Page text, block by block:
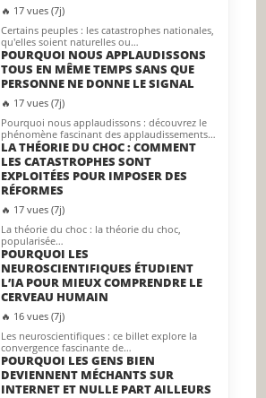
🔥 17 vues (7j)
Certains peuples : les catastrophes nationales,
qu'elles soient naturelles ou…
POURQUOI NOUS APPLAUDISSONS
TOUS EN MÊME TEMPS SANS QUE
PERSONNE NE DONNE LE SIGNAL
🔥 17 vues (7j)
Pourquoi nous applaudissons : découvrez le
phénomène fascinant des applaudissements…
LA THÉORIE DU CHOC : COMMENT
LES CATASTROPHES SONT
EXPLOITÉES POUR IMPOSER DES
RÉFORMES
🔥 17 vues (7j)
La théorie du choc : la théorie du choc,
popularisée…
POURQUOI LES
NEUROSCIENTIFIQUES ÉTUDIENT
L’IA POUR MIEUX COMPRENDRE LE
CERVEAU HUMAIN
🔥 16 vues (7j)
Les neuroscientifiques : ce billet explore la
convergence fascinante de…
POURQUOI LES GENS BIEN
DEVIENNENT MÉCHANTS SUR
INTERNET ET NULLE PART AILLEURS